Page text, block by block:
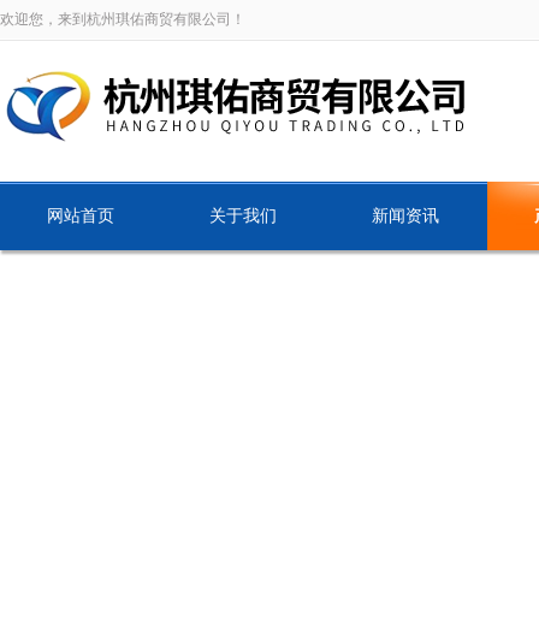
欢迎您，来到杭州琪佑商贸有限公司！
网站首页 关于我们 新闻资讯